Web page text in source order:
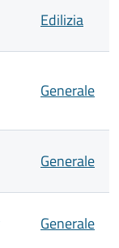
Edilizia
Generale
Generale
Generale